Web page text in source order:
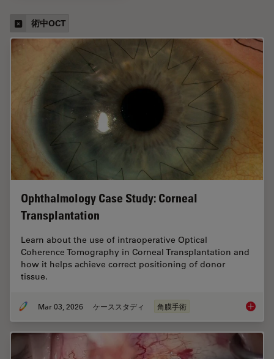
術中OCT
Ophthalmology Case Study: Corneal
Transplantation
Learn about the use of intraoperative Optical
Coherence Tomography in Corneal Transplantation and
how it helps achieve correct positioning of donor
tissue.
Mar 03, 2026 ケーススタディ 角膜手術